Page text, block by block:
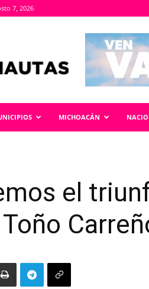
7, 2026
MICHOACÁN
el